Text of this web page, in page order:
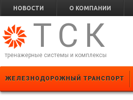
НОВОСТИ О КОМПАНИИ
ТСК
тренажерные системы и комплексы
ЖЕЛЕЗНОДОРОЖНЫЙ ТРАНСПОРТ